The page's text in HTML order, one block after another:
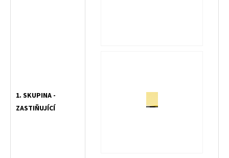
1. SKUPINA -
ZASTIŇUJÍCÍ